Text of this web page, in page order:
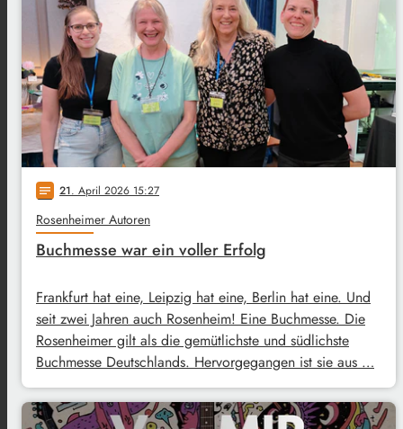
notes 21. April 2026 15:27
Rosenheimer Autoren
Buchmesse war ein voller Erfolg
Frankfurt hat eine, Leipzig hat eine, Berlin hat eine. Und
seit zwei Jahren auch Rosenheim! Eine Buchmesse. Die
Rosenheimer gilt als die gemütlichste und südlichste
Buchmesse Deutschlands. Hervorgegangen ist sie aus …